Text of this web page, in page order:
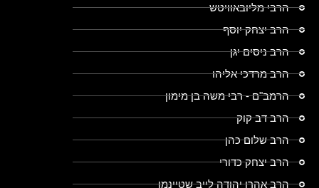
הרבי מליובאוויטש
הרב יצחק יוסף
הרב ניסים יגן
הרב מרדכי אליהו
הרמב"ם - רבי משה בן מימון
הרב דב קוק
הרב שלום כהן
הרב יצחק כדורי
הרב אהרן יהודה לייב שטיינמן